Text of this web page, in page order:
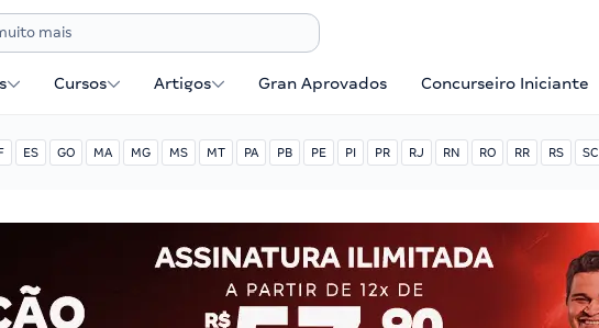
Cursos Artigos Gran Aprovados Concurseiro Iniciante
ES GO MA MG MS MT PA PB PE PI PR RJ RN RO RR RS SC